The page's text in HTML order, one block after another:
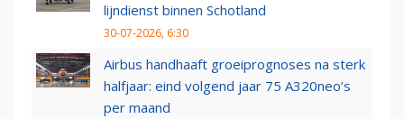
lijndienst binnen Schotland
30-07-2026, 6:30
Airbus handhaaft groeiprognoses na sterk
halfjaar: eind volgend jaar 75 A320neo’s
per maand